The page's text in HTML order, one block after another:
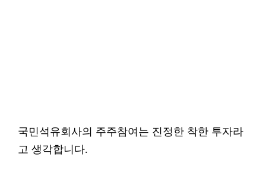
국민석유회사의 주주참여는 진정한 착한 투자라
고 생각합니다.